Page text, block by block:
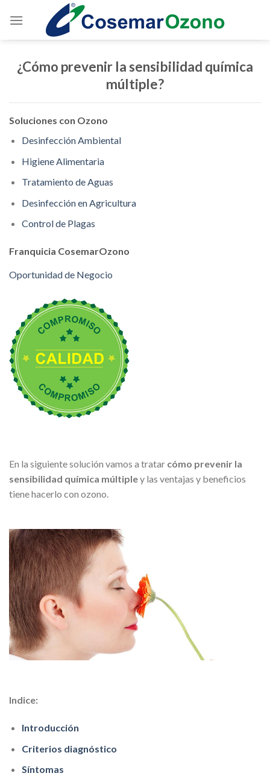
¿Cómo prevenir la sensibilidad química
múltiple?
Soluciones con Ozono
Desinfección Ambiental
Higiene Alimentaria
Tratamiento de Aguas
Desinfección en Agricultura
Control de Plagas
Franquicia CosemarOzono
Oportunidad de Negocio
En la siguiente solución vamos a tratar cómo prevenir la
sensibilidad química múltipley las ventajas y beneficios
tiene hacerlo con ozono.
Indice:
Introducción
Criterios diagnóstico
Síntomas